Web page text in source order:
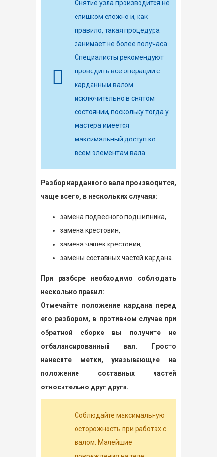
Снятие узла производится не
слишком сложно и, как
правило, такая процедура
занимает не более получаса.
Специалисты рекомендуют
проводить все операции с
карданным валом
исключительно в снятом
состоянии, поскольку тогда у
мастера имеется
максимальный доступ ко
всем элементам вала.
Разбор карданного вала производится,
чаще всего, в нескольких случаях:
замена подвесного подшипника,
замена крестовин,
замена чашек крестовин,
замены составных частей кардана.
При разборе необходимо соблюдать
несколько правил:
Отмечайте положение кардана перед
его разбором, в противном случае при
обратной сборке вы получите не
отбалансированный вал. Просто
нанесите метки, указывающие на
положение составных частей
относительно друг друга.
Соблюдайте максимальную
осторожность при работах с
валом. Малейшие